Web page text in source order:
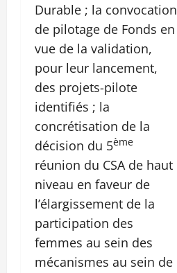
Durable ; la convocation
de pilotage de Fonds en
vue de la validation,
pour leur lancement,
des projets-pilote
identifiés ; la
concrétisation de la
décision du 5ème
réunion du CSA de haut
niveau en faveur de
l’élargissement de la
participation des
femmes au sein des
mécanismes au sein de